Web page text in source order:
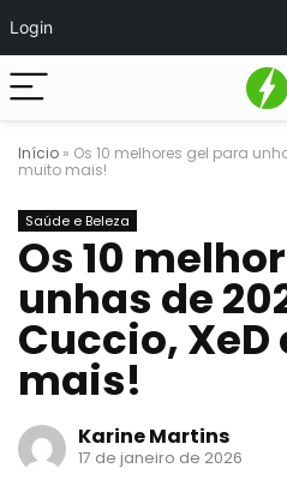
Login
Início » Os 10 melhores gel para
muito mais!
Saúde e Beleza
Os 10
unhas de
Cuccio,
mais!
Karine Martins
17 de janeiro de 2026